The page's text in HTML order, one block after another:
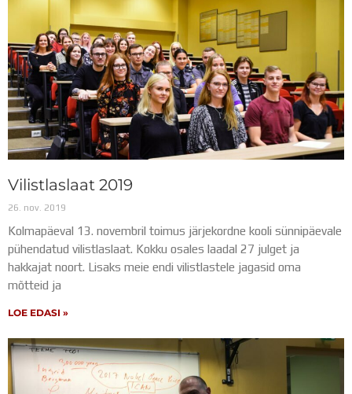
Vilistlaslaat 2019
26. nov. 2019
Kolmapäeval 13. novembril toimus järjekordne kooli sünnipäevale
pühendatud vilistlaslaat. Kokku osales laadal 27 julget ja
hakkajat noort. Lisaks meie endi vilistlastele jagasid oma
mõtteid ja
LOE EDASI »